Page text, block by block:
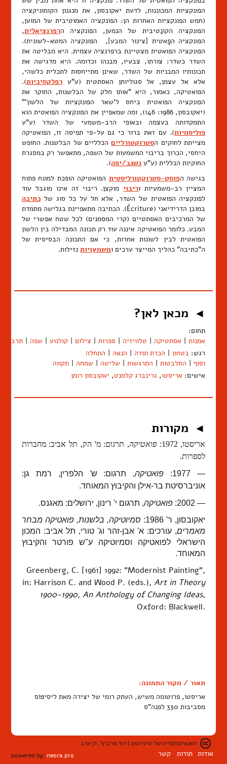
הפונקציות המכוננות, לדעת יאקובסון, את מנגנון הקומוניקציה
(חמש הפונקציות האחרות הן: הפונקציה האמוטיבית של המוען,
הפונקציה הקונַטיבית של הנמען, הפונקציה הרפרנציאלית,
הפונקציה הפָאטית [צינור המבע], הפונקציה המטא-לשונית).
הפונקציה הפואטית מצטיינת ברפרנציה עצמית. היא מבליטה את
השדר כשדר: צורתו, צבעיו, מבנהו וכדומה. היא מדגישה את
תכונותיו המבניות של השדר, שאינן מתייחסות לתכלית כלשהי,
אלא אל עצמן, אל סגוליותן האסתטית (ע"ערפלקסיביות).
הפואטיקה, כאמור, היא "אותו חלק של הבלשנות, החוקר את
הפונקציה הפואטית ביחס ל'שאר הפונקציות של הלשון'"
(יאקובסון, 1986: 146), ומה שמאפיין את הפונקציה הפואטית הוא
התמקדותה בעצמה ובאופי הרב-משמעי של השדר (ע"ע
פוליסמיות). עם זאת ברור כי גם על-פי תפיסה זו, הפואטיקה
מצייתת לחוקים הסטרוקטורלייםהכלליים של הבלשנות. החופש
היחסי, הכרוך בריבוי המשמעות של השפה, מתאפשר רק במסגרת
החוקיות הכללית (ע"ע נשגב/יפה).
בגישה הפוסט-סטרוקטורליסטית הפואטיקה הופכת למונח פתוח
המציין רב-משמעיות וריבוימוקצן. ריבוי זה אינו מוגבל עוד
לפונקציה הפואטית של השדר, אלא חל על כל סוג של כתיבה
במובן הדרידיאני (Écriture). הכתיבה מתאפיינת בגלישה מתמדת
של המרכיבים האסתטיים (קרי המסמנים) לכל שטח אפשרי של
המבע. כלומר הפואטיקה איננה עוד רק תכונה המבדילה בין הלשון
הפואטית לבין לשונות אחרות, כי אם התכונה הבסיסית של
ה"כתיבה" כהליך המייצר ערכים ומשמעויותנזילות.
◄ מכאן לאן?
תחום:
אמנות | אסתטיקה | טלוויזיה | ספרות | צילום | קולנוע | שפה | תרבות
רגש: בטחון | הכרת תודה | הנאה | התחלה
וסוף | התלבטות | התרגשות | שליטה | שמחה | תקווה
אישים: אריסטו, גרינברג קלמנט, יאקובסון רומן
◄ מקורות
אריסטו, 1972: פואטיקה, תרגום: מ' הק, תל אביב: מחברות
לספרות.
— 1977:
פואטיקה, תרגום: ש' הלפרין, רמת גן:
אוניברסיטת בר-אילן והקיבוץ המאוחד.
— 2002:
פואטיקה, תרגום י' רינון, ירושלים: מאגנס.
יאקובסון, ר' 1986:
סמיוטיקה, בלשנות, פואטיקה מבחר
מאמרים, עורכים: א' אבן-זהר וג' טורי, תל אביב: המכון
הישראלי לפואטיקה וסמיוטיקה ע"ש פורטר והקיבוץ
המאוחד.
Greenberg, C. [1961] 1992: "Modernist Painting",
in: Harrison C. and Wood P. (eds.),Art in Theory
1900-1990, An Anthology of Changing Ideas,
Oxford: Blackwell.
תאור / מקור התמונה:
אריסטו, פרוטומה משיש, העתק רומי של יצירה מאת ליסיפּוֹס
מסביבות 330 לפנה"ס
האנציקלופדיה של הרעיונות | דוד גורביץ', דן ערב
אודות תודות קשר powered by:neora.pro